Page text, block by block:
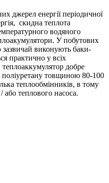
джерел енергії періодичної
скидна теплота
водяного
У побутових
виконують баки-
практично у всіх
добре
товщиною 80-100
теплообмінників, в тому
або теплового насоса.